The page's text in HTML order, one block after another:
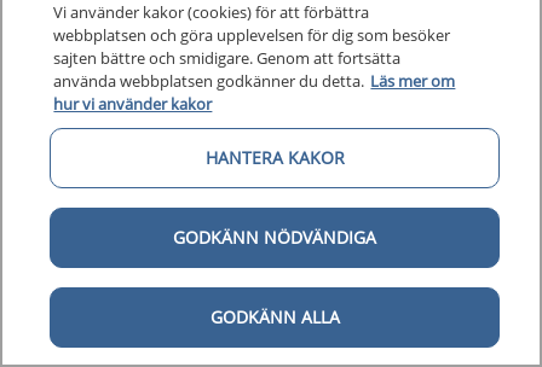
viktnedgång inför annat kirurgiskt ingrepp
med stark indikation.
Förväntade effekter av obesitaskirurgi
Det finns god evidens för att den fysiska och sociala
livskvaliteten förbättras bestående post-operativt
[16,83], medan förbättringar avseende mental
hälsorelaterad livskvalitet är mindre och tenderar att
återgå till preoperativa nivåer över tid.
Obesitaskirurgiska operationsmetoder
Vi använder kakor (cookies) för att förbättra
webbplatsen och göra upplevelsen för dig som besöker
sajten bättre och smidigare. Genom att fortsätta
använda webbplatsen godkänner du detta. Läs mer om
hur vi använder kakor
HANTERA KAKOR
GODKÄNN NÖDVÄNDIGA
GODKÄNN ALLA